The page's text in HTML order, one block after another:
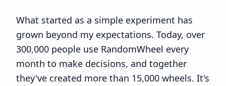
What started as a simple experiment has
grown beyond my expectations. Today, over
300,000 people use RandomWheel every
month to make decisions, and together
they've created more than 15,000 wheels. It's